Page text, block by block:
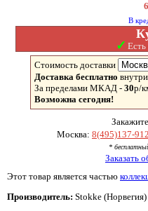
В
✓ Есть
Стоимость доставки
Доставка бесплатно
За пределами МКАД - 30р/
Возможна сегодня!
Москва: 8(495)137-
*
Заказать
Этот товар является частью
Производитель: Stokke (Норвегия)